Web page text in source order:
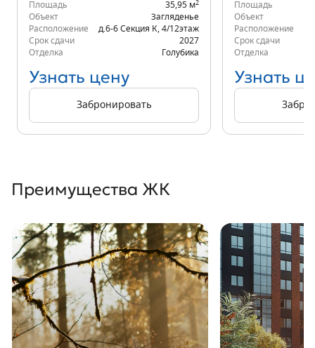
Площадь 35,95 м2
Объект
Загляденье
Расположение
д.6-6 Секция К 4/12этаж
Срок сдачи
2027
Отделка
Голубика
Узнать цену
Забронировать
Площадь
Объект
Расположение
Срок сдачи
Отделка
Узнать
Преимущества ЖК